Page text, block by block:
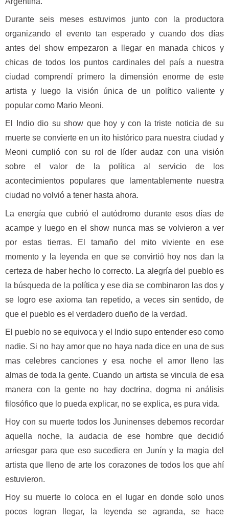
Durante seis meses estuvimos junto con la productora
organizando el evento tan esperado y cuando dos días
antes del show empezaron a llegar en manada chicos y
chicas de todos los puntos cardinales del país a nuestra
ciudad comprendí primero la dimensión enorme de este
artista y luego la visión única de un político valiente y
popular como Mario Meoni.
El Indio dio su show que hoy y con la triste noticia de su
muerte se convierte en un ito histórico para nuestra ciudad y
Meoni cumplió con su rol de líder audaz con una visión
sobre el valor de la política al servicio de los
acontecimientos populares que lamentablemente nuestra
ciudad no volvió a tener hasta ahora.
La energía que cubrió el autódromo durante esos días de
acampe y luego en el show nunca mas se volvieron a ver
por estas tierras. El tamaño del mito viviente en ese
momento y la leyenda en que se convirtió hoy nos dan la
certeza de haber hecho lo correcto. La alegría del pueblo es
la búsqueda de la política y ese dia se combinaron las dos y
se logro ese axioma tan repetido, a veces sin sentido, de
que el pueblo es el verdadero dueño de la verdad.
El pueblo no se equivoca y el Indio supo entender eso como
nadie. Si no hay amor que no haya nada dice en una de sus
mas celebres canciones y esa noche el amor lleno las
almas de toda la gente. Cuando un artista se vincula de esa
manera con la gente no hay doctrina, dogma ni análisis
filosófico que lo pueda explicar, no se explica, es pura vida.
Hoy con su muerte todos los Juninenses debemos recordar
aquella noche, la audacia de ese hombre que decidió
arriesgar para que eso sucediera en Junín y la magia del
artista que lleno de arte los corazones de todos los que ahí
estuvieron.
Hoy su muerte lo coloca en el lugar en donde solo unos
pocos logran llegar, la leyenda se agranda, se hace